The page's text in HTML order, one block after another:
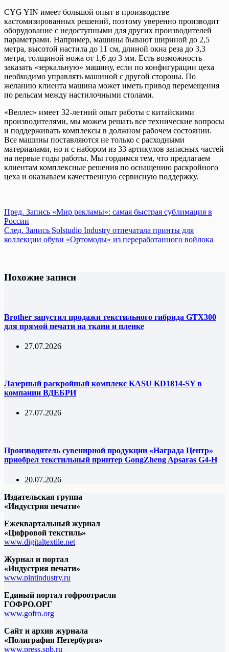
CYG YIN имеет большой опыт в производстве
кастомизированных решений, поэтому уверенно производит
оборудование с недоступными для других производителей
параметрами. Например, машины бывают шириной до 2,5
метра, высотой настила до 11 см, длиной окна реза до 3,3
метра, толщиной ножа от 1,6 до 3 мм. Есть возможность
заказать «зеркальную» машину, если по конфигурации цеха
необходимо управлять машиной с другой стороны. По
желанию клиента машина может иметь привод перемещения
по рельсам между настилочными столами.
«Веллес» имеет 32-летний опыт работы с китайскими
производителями, мы можем решать все технические вопросы
и поддерживать комплексы в должном рабочем состоянии.
Все машины поставляются не только с расходными
материалами, но и с набором из 33 артикулов запасных частей
на первые годы работы. Мы гордимся тем, что предлагаем
клиентам комплексные решения по оснащению раскройного
цеха и оказываем качественную сервисную поддержку.
Пред. Запись «Мир рекламы»: самая быстрая сублимация в
России
След. Запись Solstudio Industry отпечатала принты для
коллекции обуви «Ортомоды» из переработанного войлока
Похожие записи
Brother запустил продажи текстильного гибрида GTX300
для прямой печати на ткани и пленке
27.07.2026
Лазерный раскройный комплекс KASU KD1814-SY в
компании ВДЕБРИ
27.07.2026
Производитель сувенирной продукции «Награда Центр»
приобрел текстильный принтер GongZheng Apsaras G4-H
20.07.2026
Издательская группа
«Индустрия печати»
Ежеквартальный журнал
«Цифровой текстиль»
www.digitaltextile.net
Журнал и портал
«Индустрия печати»
www.pintindustry.ru
Единый портал гофроотрасли
ГОФРО.ОРГ
www.gofro.org
Сайт и архив журнала
«Полиграфия Петербурга»
www.press.spb.ru